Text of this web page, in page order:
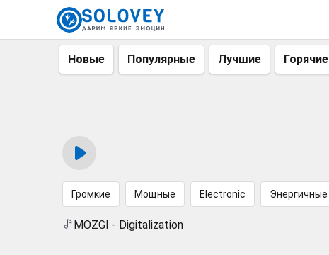
Новые Популярные Лучшие Горячие
Громкие Мощные Electronic Энергичные
MOZGI - Digitalization